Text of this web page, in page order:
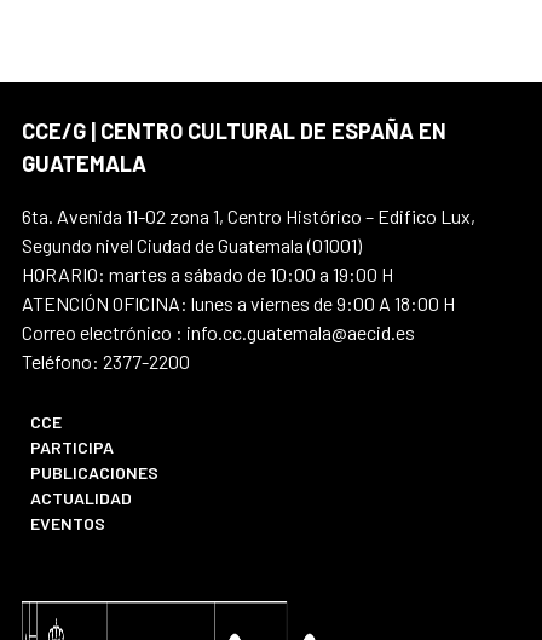
CCE/G | CENTRO CULTURAL DE ESPAÑA EN
GUATEMALA
6ta. Avenida 11-02 zona 1, Centro Histórico – Edifico Lux,
Segundo nivel Ciudad de Guatemala (01001)
HORARIO: martes a sábado de 10:00 a 19:00 H
ATENCIÓN OFICINA: lunes a viernes de 9:00 A 18:00 H
Correo electrónico : info.cc.guatemala@aecid.es
Teléfono: 2377-2200
CCE
PARTICIPA
PUBLICACIONES
ACTUALIDAD
EVENTOS